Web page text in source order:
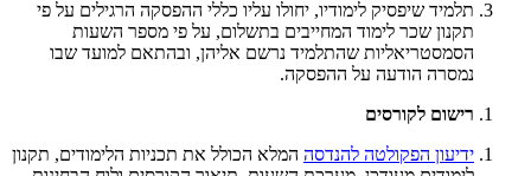
תלמיד שיפסיק לימודיו, יחולו עליו כללי ההפסקה הרגילים על פי
תקנון שכר לימוד המחייבים בתשלום, על פי מספר השעות
הסמסטריאליות שהתלמיד נרשם אליהן, ובהתאם למועד שבו
נמסרה הודעה על ההפסקה.
רישום לקורסים
ידיעון הפקולטה להנדסה המלא הכולל את תכניות הלימודים, תקנון